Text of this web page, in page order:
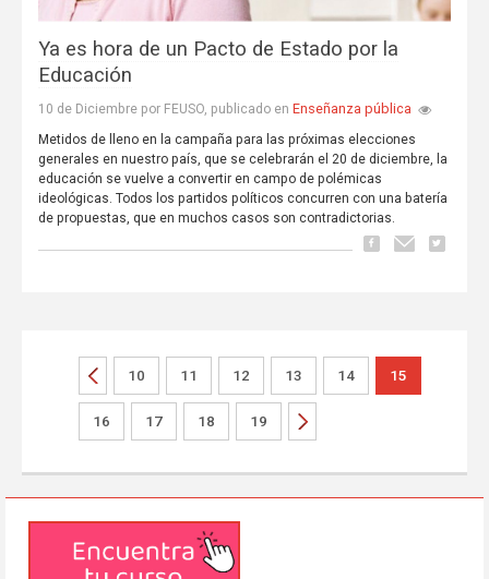
Ya es hora de un Pacto de Estado por la
Educación
10 de Diciembre por FEUSO, publicado en Enseñanza pública
Metidos de lleno en la campaña para las próximas elecciones
generales en nuestro país, que se celebrarán el 20 de diciembre, la
educación se vuelve a convertir en campo de polémicas
ideológicas. Todos los partidos políticos concurren con una batería
de propuestas, que en muchos casos son contradictorias.
10 11 12 13 14 15
16 17 18 19